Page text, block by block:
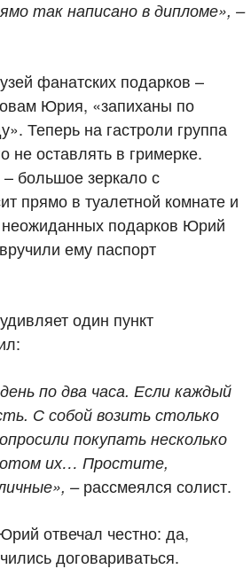
так написано в дипломе», –
фанатских подарков –
Юрия, «запиханы по
Теперь на гастроли группа
не оставлять в гримерке.
большое зеркало с
прямо в туалетной комнате и
подарков Юрий
ему паспорт
один пункт
по два часа. Если каждый
С собой возить столько
покупать несколько
их… Простите,
– рассмеялся солист.
отвечал честно: да,
договариваться.